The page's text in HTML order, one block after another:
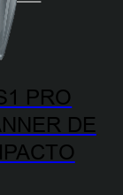
PRO
DE